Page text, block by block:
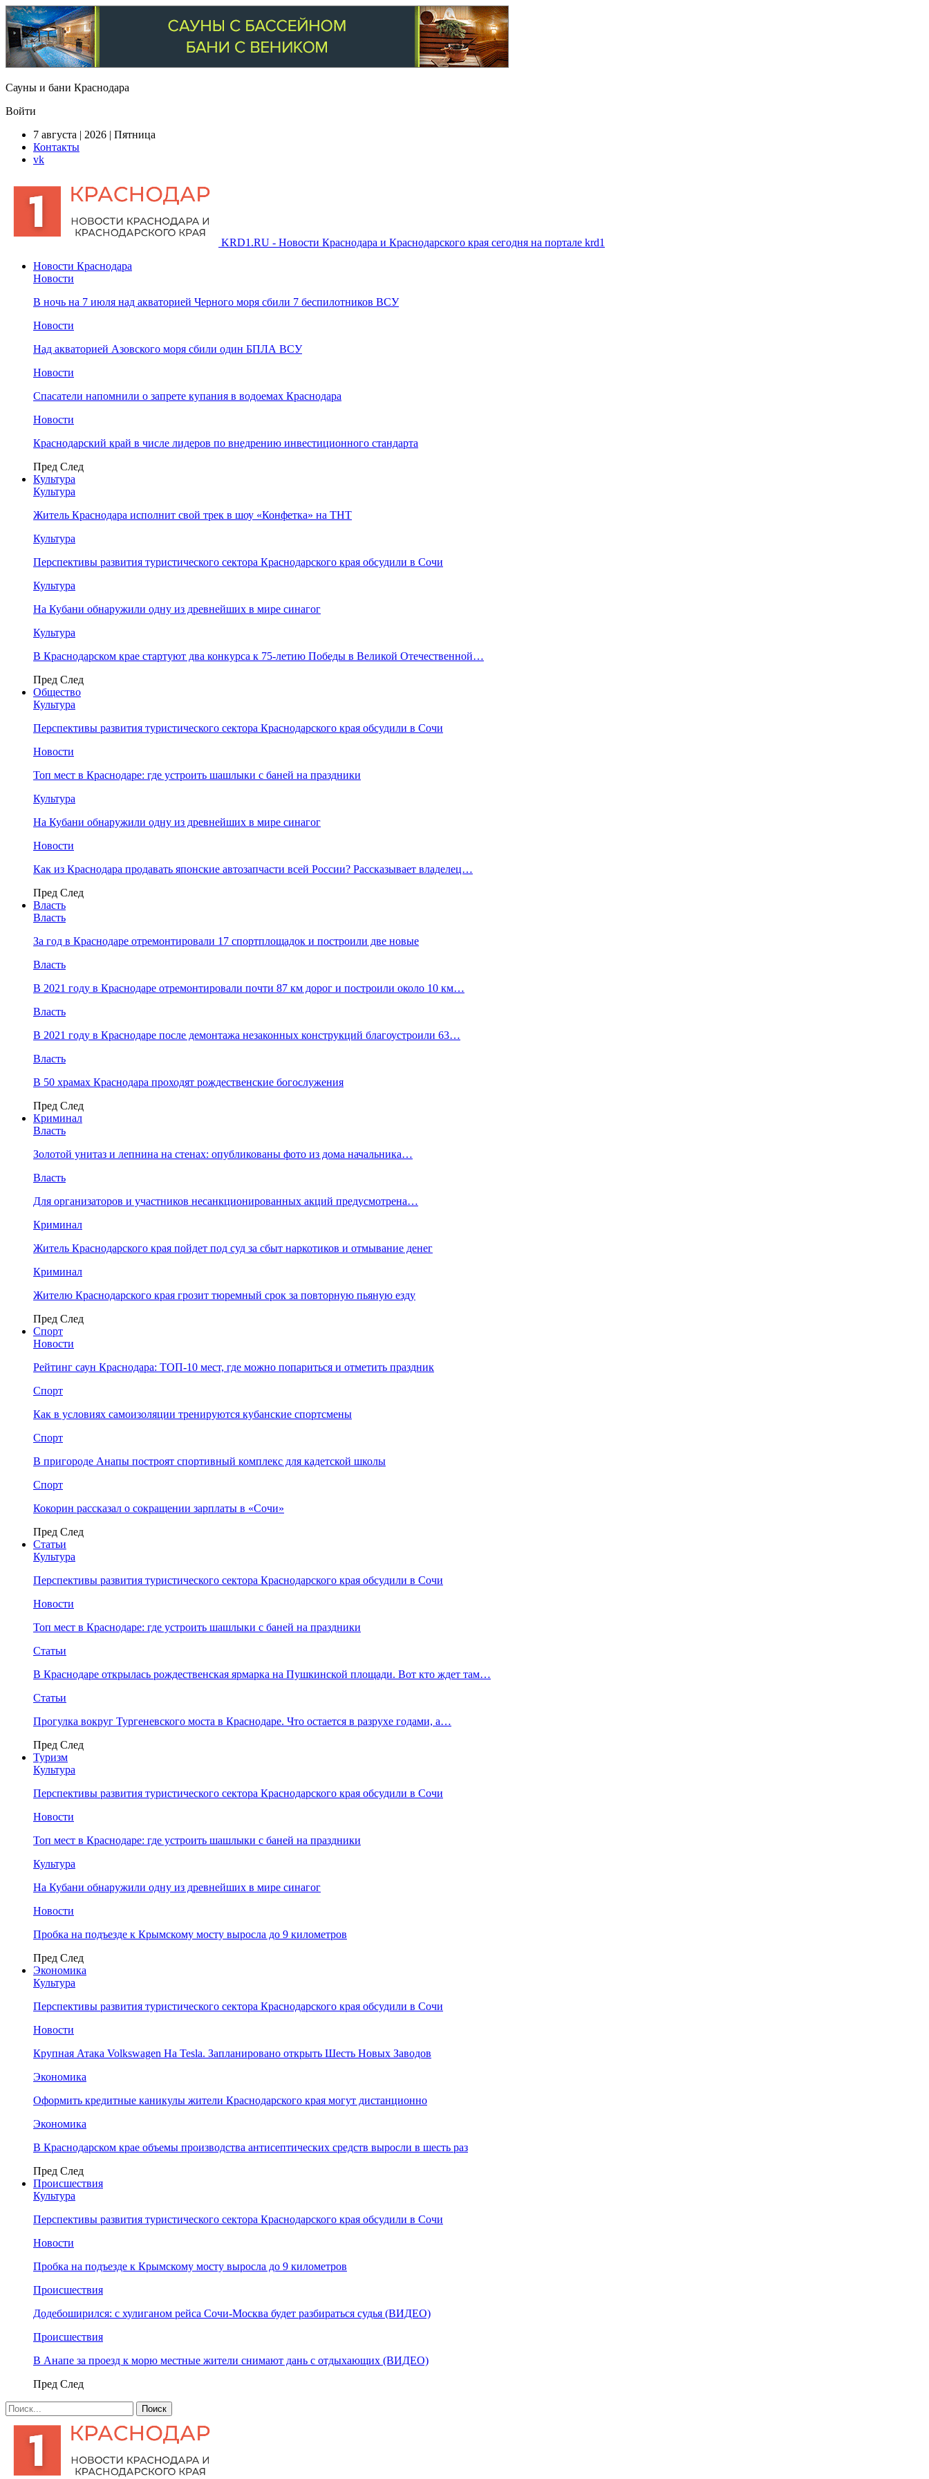
Сауны и бани Краснодара
Войти
7 августа | 2026 | Пятница
Контакты
vk
KRD1.RU - Новости Краснодара и Краснодарского края сегодня на портале krd1
Новости Краснодара
Новости
В ночь на 7 июля над акваторией Черного моря сбили 7 беспилотников ВСУ
Новости
Над акваторией Азовского моря сбили один БПЛА ВСУ
Новости
Спасатели напомнили о запрете купания в водоемах Краснодара
Новости
Краснодарский край в числе лидеров по внедрению инвестиционного стандарта
Пред След
Культура
Культура
Житель Краснодара исполнит свой трек в шоу «Конфетка» на ТНТ
Культура
Перспективы развития туристического сектора Краснодарского края обсудили в Сочи
Культура
На Кубани обнаружили одну из древнейших в мире синагог
Культура
В Краснодарском крае стартуют два конкурса к 75-летию Победы в Великой Отечественной…
Пред След
Общество
Культура
Перспективы развития туристического сектора Краснодарского края обсудили в Сочи
Новости
Топ мест в Краснодаре: где устроить шашлыки с баней на праздники
Культура
На Кубани обнаружили одну из древнейших в мире синагог
Новости
Как из Краснодара продавать японские автозапчасти всей России? Рассказывает владелец…
Пред След
Власть
Власть
За год в Краснодаре отремонтировали 17 спортплощадок и построили две новые
Власть
В 2021 году в Краснодаре отремонтировали почти 87 км дорог и построили около 10 км…
Власть
В 2021 году в Краснодаре после демонтажа незаконных конструкций благоустроили 63…
Власть
В 50 храмах Краснодара проходят рождественские богослужения
Пред След
Криминал
Власть
​Золотой унитаз и лепнина на стенах: опубликованы фото из дома начальника…
Власть
Для организаторов и участников несанкционированных акций предусмотрена…
Криминал
Житель Краснодарского края пойдет под суд за сбыт наркотиков и отмывание денег
Криминал
Жителю Краснодарского края грозит тюремный срок за повторную пьяную езду
Пред След
Спорт
Новости
Рейтинг саун Краснодара: ТОП-10 мест, где можно попариться и отметить праздник
Спорт
Как в условиях самоизоляции тренируются кубанские спортсмены
Спорт
В пригороде Анапы построят спортивный комплекс для кадетской школы
Спорт
Кокорин рассказал о сокращении зарплаты в «Сочи»
Пред След
Статьи
Культура
Перспективы развития туристического сектора Краснодарского края обсудили в Сочи
Новости
Топ мест в Краснодаре: где устроить шашлыки с баней на праздники
Статьи
В Краснодаре открылась рождественская ярмарка на Пушкинской площади. Вот кто ждет там…
Статьи
Прогулка вокруг Тургеневского моста в Краснодаре. Что остается в разрухе годами, а…
Пред След
Туризм
Культура
Перспективы развития туристического сектора Краснодарского края обсудили в Сочи
Новости
Топ мест в Краснодаре: где устроить шашлыки с баней на праздники
Культура
На Кубани обнаружили одну из древнейших в мире синагог
Новости
Пробка на подъезде к Крымскому мосту выросла до 9 километров
Пред След
Экономика
Культура
Перспективы развития туристического сектора Краснодарского края обсудили в Сочи
Новости
Крупная Атака Volkswagen На Tesla. Запланировано открыть Шесть Новых Заводов
Экономика
Оформить кредитные каникулы жители Краснодарского края могут дистанционно
Экономика
В Краснодарском крае объемы производства антисептических средств выросли в шесть раз
Пред След
Происшествия
Культура
Перспективы развития туристического сектора Краснодарского края обсудили в Сочи
Новости
Пробка на подъезде к Крымскому мосту выросла до 9 километров
Происшествия
Додебоширился: с хулиганом рейса Сочи-Москва будет разбираться судья (ВИДЕО)
Происшествия
В Анапе за проезд к морю местные жители снимают дань с отдыхающих (ВИДЕО)
Пред След